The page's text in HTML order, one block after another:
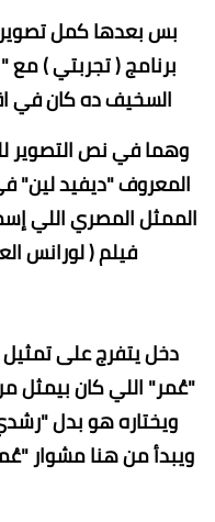
بس بعدها كمل
برنامج ( تجربتي )
السخيف ده كان في
وهما في نص التصوير
المعروف "ديفيد لين"
الممثل المصري اللي
فيلم ( لورانس
دخل يتفرج على
"عُمر" اللي كان بيمثل
ويختاره هو بدل
ويبدأ من هنا مشوار